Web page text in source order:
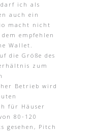
ich als
auch ein
macht nicht
empfehlen
Wallet.
die Größe des
zum
Betrieb wird
für Häuser
80-120
gesehen, Pitch